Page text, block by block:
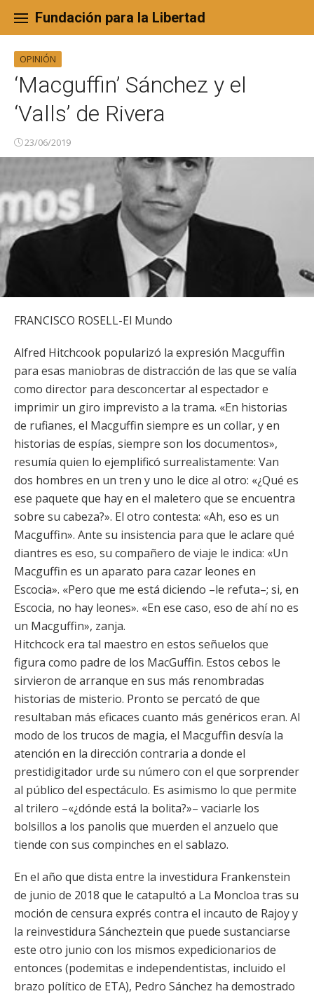
content
Fundación para la Libertad
OPINIÓN
‘Macguffin’ Sánchez y el
‘Valls’ de Rivera
23/06/2019
FRANCISCO ROSELL-El Mundo
Alfred Hitchcook popularizó la expresión Macguffin
para esas maniobras de distracción de las que se valía
como director para desconcertar al espectador e
imprimir un giro imprevisto a la trama. «En historias
de rufianes, el Macguffin siempre es un collar, y en
historias de espías, siempre son los documentos»,
resumía quien lo ejemplificó surrealistamente: Van
dos hombres en un tren y uno le dice al otro: «¿Qué es
ese paquete que hay en el maletero que se encuentra
sobre su cabeza?». El otro contesta: «Ah, eso es un
Macguffin». Ante su insistencia para que le aclare qué
diantres es eso, su compañero de viaje le indica: «Un
Macguffin es un aparato para cazar leones en
Escocia». «Pero que me está diciendo –le refuta–; si, en
Escocia, no hay leones». «En ese caso, eso de ahí no es
un Macguffin», zanja.
Hitchcock era tal maestro en estos señuelos que
figura como padre de los MacGuffin. Estos cebos le
sirvieron de arranque en sus más renombradas
historias de misterio. Pronto se percató de que
resultaban más eficaces cuanto más genéricos eran. Al
modo de los trucos de magia, el Macguffin desvía la
atención en la dirección contraria a donde el
prestidigitador urde su número con el que sorprender
al público del espectáculo. Es asimismo lo que permite
al trilero –«¿dónde está la bolita?»– vaciarle los
bolsillos a los panolis que muerden el anzuelo que
tiende con sus compinches en el sablazo.
En el año que dista entre la investidura Frankenstein
de junio de 2018 que le catapultó a La Moncloa tras su
moción de censura exprés contra el incauto de Rajoy y
la reinvestidura Sáncheztein que puede sustanciarse
este otro junio con los mismos expedicionarios de
entonces (podemitas e independentistas, incluido el
brazo político de ETA), Pedro Sánchez ha demostrado